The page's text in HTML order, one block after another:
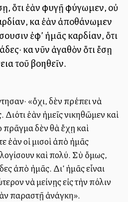
ὅτι ἐὰν φυγῇ φύγωμεν, οὐ
καὶ ἐὰν ἀποθάνωμεν
ἐφ’ ἡμᾶς καρδίαν, ὅτι
καὶ νῦν ἀγαθὸν ὅτι ἔσῃ
τοῦ βοηθεῖν.
«ὄχι, δὲν πρέπει νὰ
ἐὰν ἡμεῖς νικηθῶμεν καὶ
δὲν θὰ ἔχῃ καὶ
ἐὰν οἱ μισοὶ ἀπὸ ἡμᾶς
καὶ πολύ. Σὺ ὅμως,
ἀπὸ ἡμᾶς. Δι’ ἡμᾶς εἶναι
νὰ μείνῃς εἰς τὴν πόλιν
παραστῇ ἀνάγκη».